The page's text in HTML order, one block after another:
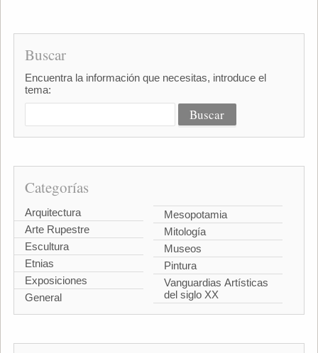
Buscar
Encuentra la información que necesitas, introduce el
tema:
Categorías
Arquitectura
Arte Rupestre
Escultura
Etnias
Exposiciones
General
Mesopotamia
Mitología
Museos
Pintura
Vanguardias Artísticas
del siglo XX